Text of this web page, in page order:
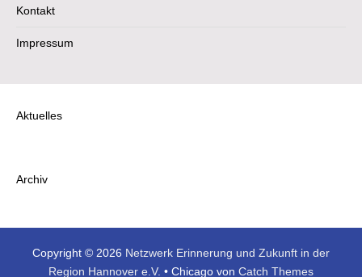
Kontakt
Impressum
Aktuelles
Archiv
Copyright © 2026 Netzwerk Erinnerung und Zukunft in der
Region Hannover e.V. • Chicago von Catch Themes